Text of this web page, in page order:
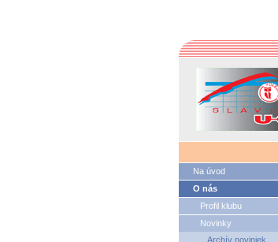
Na úvod
O nás
Profil klubu
Novinky
Archív noviniek